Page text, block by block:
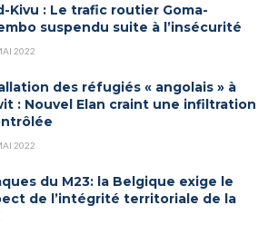
Kivu : Le trafic routier Goma-
suspendu suite à l’insécurité
2022
des réfugiés « angolais » à
: Nouvel Elan craint une infiltration
2022
du M23: la Belgique exige le
de l’intégrité territoriale de la